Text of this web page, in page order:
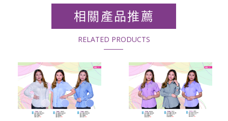
相關產品推薦
RELATED PRODUCTS